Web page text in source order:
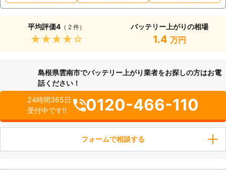
平均評価4 （ 2 件）
★★★★★
バッテリー上がりの相場
1.4 万円
島根県雲南市でバッテリー上がり業者をお探しの方はお電
話ください！
24時間365日
受付中です!!
0120-466-110
フォームで相談する